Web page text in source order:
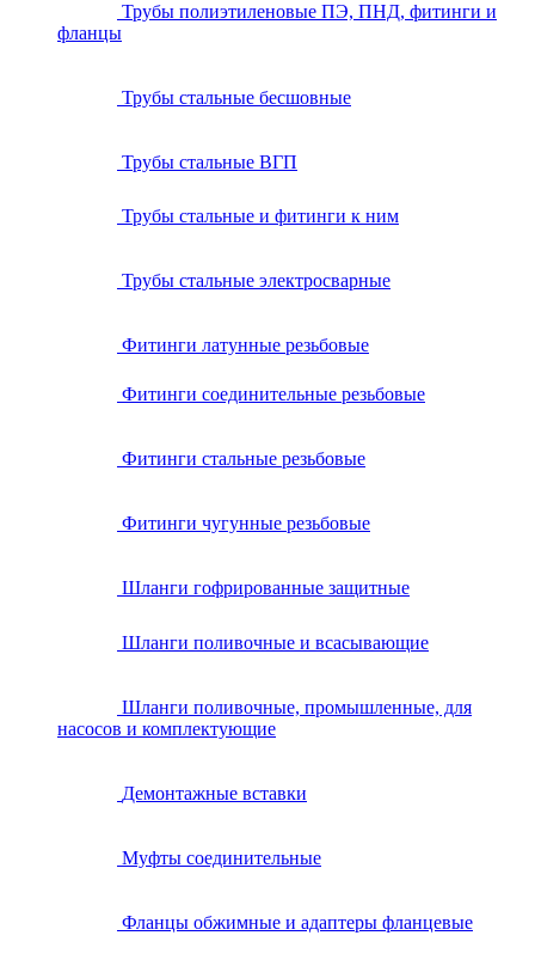
Трубы полиэтиленовые ПЭ, ПНД, фитинги и
фланцы
Трубы стальные бесшовные
Трубы стальные ВГП
Трубы стальные и фитинги к ним
Трубы стальные электросварные
Фитинги латунные резьбовые
Фитинги соединительные резьбовые
Фитинги стальные резьбовые
Фитинги чугунные резьбовые
Шланги гофрированные защитные
Шланги поливочные и всасывающие
Шланги поливочные, промышленные, для
насосов и комплектующие
Демонтажные вставки
Муфты соединительные
Фланцы обжимные и адаптеры фланцевые